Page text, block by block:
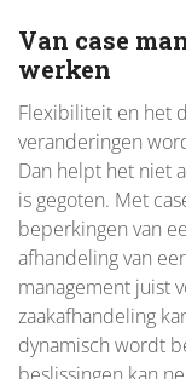
Van case
werken
Flexibiliteit en het
veranderingen
Dan helpt het niet
is gegoten. Met
beperkingen van
afhandeling van
management juist
zaakafhandeling kan
dynamisch wordt